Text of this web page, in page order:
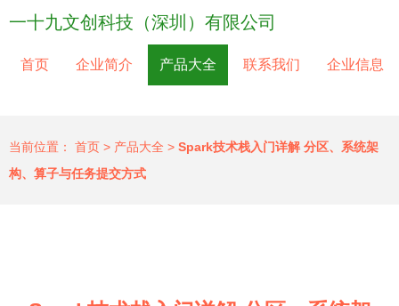
一十九文创科技（深圳）有限公司
首页 企业简介 产品大全 联系我们 企业信息
当前位置： 首页 > 产品大全 > Spark技术栈入门详解 分区、系统架
构、算子与任务提交方式